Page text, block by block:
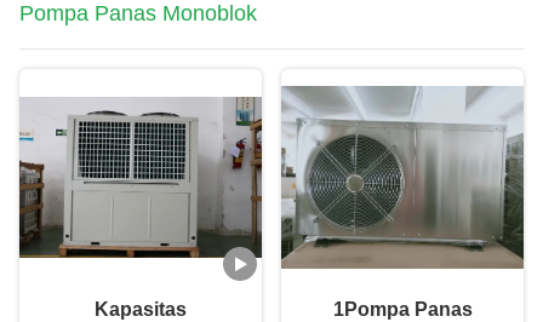
Pompa Panas Monoblok
Kapasitas
1Pompa Panas